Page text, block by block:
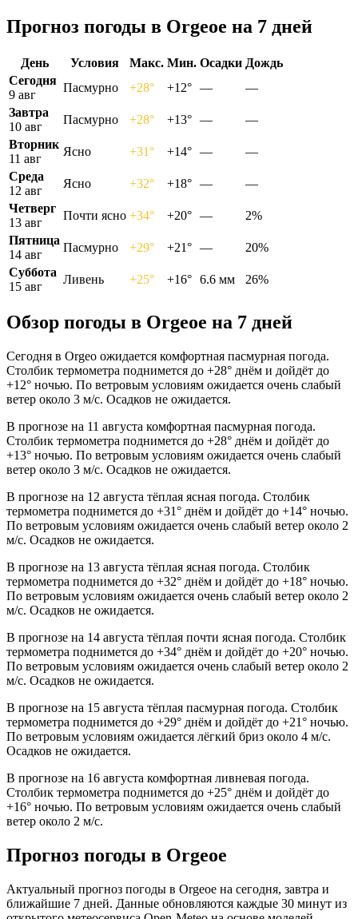
Прогноз погоды в Orgeoе на 7 дней
День Условия Макс. Мин. Осадки Дождь
Сегодня
9 авг
Пасмурно +28° +12° —
—
Завтра
10 авг
Пасмурно +28° +13° —
—
Вторник
11 авг
Ясно +31° +14° —
—
Среда
12 авг
Ясно +32° +18° —
—
Четверг
13 авг
Почти ясно +34° +20° —
2%
Пятница
14 авг
Пасмурно +29° +21° —
20%
Суббота
15 авг
Ливень +25° +16° 6.6 мм 26%
Обзор погоды в Orgeoе на 7 дней
Сегодня в Orgeo ожидается комфортная пасмурная погода.
Столбик термометра поднимется до +28° днём и дойдёт до
+12° ночью. По ветровым условиям ожидается очень слабый
ветер около 3 м/с. Осадков не ожидается.
В прогнозе на 11 августа комфортная пасмурная погода.
Столбик термометра поднимется до +28° днём и дойдёт до
+13° ночью. По ветровым условиям ожидается очень слабый
ветер около 3 м/с. Осадков не ожидается.
В прогнозе на 12 августа тёплая ясная погода. Столбик
термометра поднимется до +31° днём и дойдёт до +14° ночью.
По ветровым условиям ожидается очень слабый ветер около 2
м/с. Осадков не ожидается.
В прогнозе на 13 августа тёплая ясная погода. Столбик
термометра поднимется до +32° днём и дойдёт до +18° ночью.
По ветровым условиям ожидается очень слабый ветер около 2
м/с. Осадков не ожидается.
В прогнозе на 14 августа тёплая почти ясная погода. Столбик
термометра поднимется до +34° днём и дойдёт до +20° ночью.
По ветровым условиям ожидается очень слабый ветер около 2
м/с. Осадков не ожидается.
В прогнозе на 15 августа тёплая пасмурная погода. Столбик
термометра поднимется до +29° днём и дойдёт до +21° ночью.
По ветровым условиям ожидается лёгкий бриз около 4 м/с.
Осадков не ожидается.
В прогнозе на 16 августа комфортная ливневая погода.
Столбик термометра поднимется до +25° днём и дойдёт до
+16° ночью. По ветровым условиям ожидается очень слабый
ветер около 2 м/с.
Прогноз погоды в Orgeoе
Актуальный прогноз погоды в Orgeoе на сегодня, завтра и
ближайшие 7 дней. Данные обновляются каждые 30 минут из